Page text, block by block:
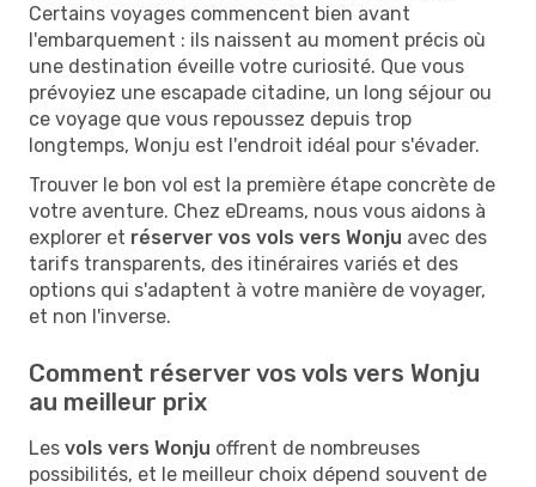
Certains voyages commencent bien avant
l'embarquement : ils naissent au moment précis où
une destination éveille votre curiosité. Que vous
prévoyiez une escapade citadine, un long séjour ou
ce voyage que vous repoussez depuis trop
longtemps, Wonju est l'endroit idéal pour s'évader.
Trouver le bon vol est la première étape concrète de
votre aventure. Chez eDreams, nous vous aidons à
explorer et réserver vos vols vers Wonju avec des
tarifs transparents, des itinéraires variés et des
options qui s'adaptent à votre manière de voyager,
et non l'inverse.
Comment réserver vos vols vers Wonju
au meilleur prix
Les vols vers Wonju offrent de nombreuses
possibilités, et le meilleur choix dépend souvent de